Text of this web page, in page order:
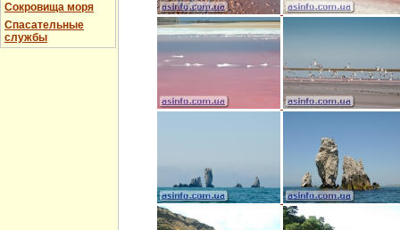
Сокровища моря
Спасательные
службы